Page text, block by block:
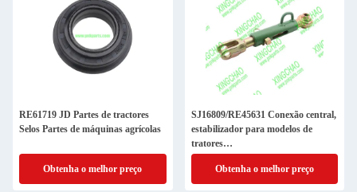
RE61719 JD Partes de tractores
Selos Partes de máquinas agrícolas
Obtenha o melhor preço
SJ16809/RE45631 Conexão central,
estabilizador para modelos de
tratores
JD:1204,1354,5036C,5039C
5042C,5045E,5065E
Obtenha o melhor preço